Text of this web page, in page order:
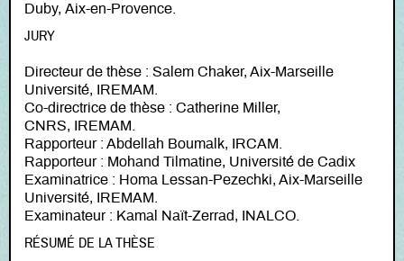
Duby, Aix-en-Provence.
JURY
Directeur de thèse : Salem Chaker, Aix-Marseille
Université, IREMAM.
Co-directrice de thèse : Catherine Miller,
CNRS, IREMAM.
Rapporteur : Abdellah Boumalk, IRCAM.
Rapporteur : Mohand Tilmatine, Université de Cadix
Examinatrice : Homa Lessan-Pezechki, Aix-Marseille
Université, IREMAM.
Examinateur : Kamal Naït-Zerrad, INALCO.
RÉSUMÉ DE LA THÈSE